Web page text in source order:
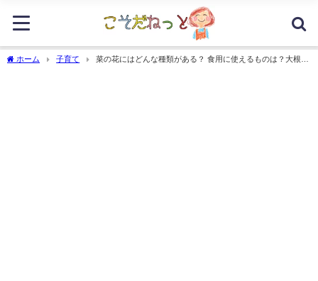
ホーム 子育て
菜の花にはどんな種類がある？ 食用に使えるものは？大根も